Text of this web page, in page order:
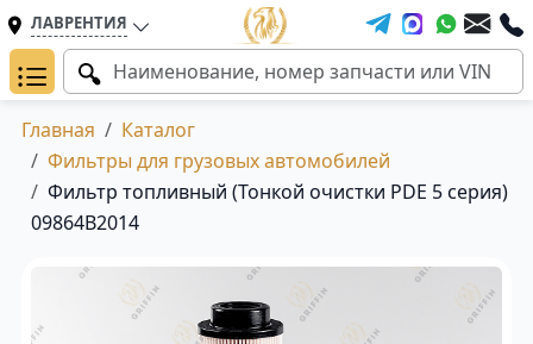
ЛАВРЕНТИЯ
Главная
Каталог
Фильтры для грузовых автомобилей
Фильтр топливный (Тонкой очистки PDE 5 серия)
09864B2014